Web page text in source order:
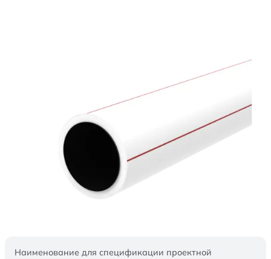
Наименование для спецификации проектной